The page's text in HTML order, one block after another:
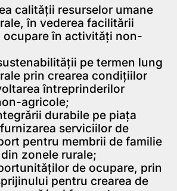
calităţii resurselor umane
în vederea facilitării
ocupare în activităţi non-
pe termen lung
prin crearea condiţiilor
întreprinderilor
agricole;
durabile pe piaţa
serviciilor de
pentru membrii de familie
zonele rurale;
de ocupare, prin
pentru crearea de